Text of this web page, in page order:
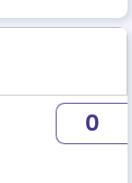
0